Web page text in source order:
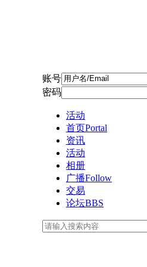
账号
密码
活动
首页Portal
资讯
活动
相册
广播Follow
交易
论坛BBS